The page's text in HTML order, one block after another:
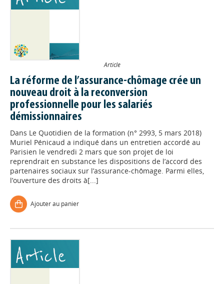
Article
La réforme de l’assurance-chômage crée un
nouveau droit à la reconversion
professionnelle pour les salariés
démissionnaires
Dans Le Quotidien de la formation (n° 2993, 5 mars 2018)
Muriel Pénicaud a indiqué dans un entretien accordé au
Parisien le vendredi 2 mars que son projet de loi
reprendrait en substance les dispositions de l’accord des
partenaires sociaux sur l’assurance-chômage. Parmi elles,
l’ouverture des droits à[...]
Ajouter au panier